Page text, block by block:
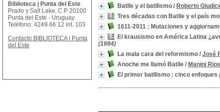
Batlle y el batllismo / Roberto
Tres décadas con Batlle y el país
1611-2011 : Mutaciones y
El krausismo en América Latina
(1994)
La mala cara del reformismo / José
Anoche me llamó Batlle / Manini
El primer batllismo : cinco enfoques
Biblioteca | Punta del Este
Prado y Salt Lake, C.P 20100
Punta del Este - Uruguay
Teléfono: 4249 66 12 int. 103
Contacto BIBLIOTECA | Punta
del Este